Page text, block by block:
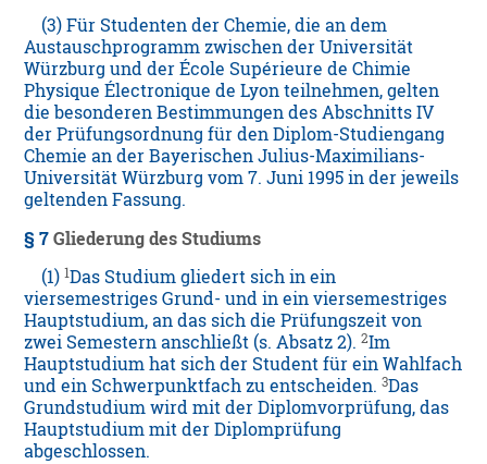
(3) Für Studenten der Chemie, die an dem
Austauschprogramm zwischen der Universität
Würzburg und der École Supérieure de Chimie
Physique Électronique de Lyon teilnehmen, gelten
die besonderen Bestimmungen des Abschnitts IV
der Prüfungsordnung für den Diplom-Studiengang
Chemie an der Bayerischen Julius-Maximilians-
Universität Würzburg vom 7. Juni 1995 in der jeweils
geltenden Fassung.
§ 7 Gliederung des Studiums
(1)1Das Studium gliedert sich in ein
viersemestriges Grund- und in ein viersemestriges
Hauptstudium, an das sich die Prüfungszeit von
zwei Semestern anschließt (s. Absatz 2).2Im
Hauptstudium hat sich der Student für ein Wahlfach
und ein Schwerpunktfach zu entscheiden.3Das
Grundstudium wird mit der Diplomvorprüfung, das
Hauptstudium mit der Diplomprüfung
abgeschlossen.